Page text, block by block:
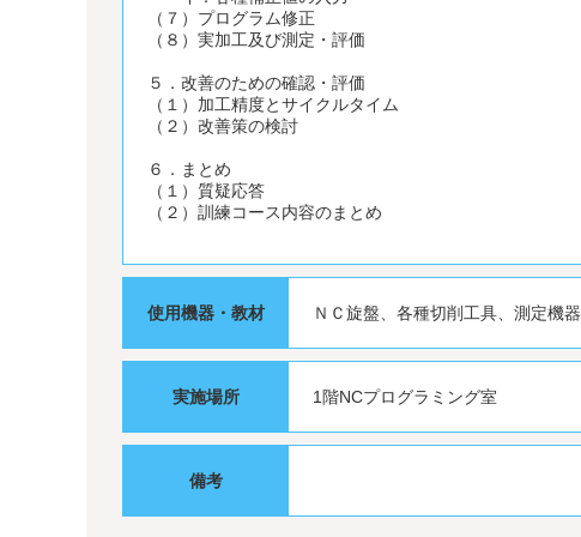
（７）プログラム修正
（８）実加工及び測定・評価
５．改善のための確認・評価
（１）加工精度とサイクルタイム
（２）改善策の検討
６．まとめ
（１）質疑応答
（２）訓練コース内容のまとめ
使用機器・教材 ＮＣ旋盤、各種切削工具、測定機器
実施場所 1階NCプログラミング室
備考